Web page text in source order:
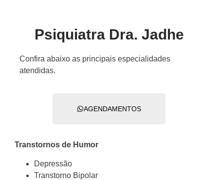
Psiquiatra Dra. Jadhe
Confira abaixo as principais especialidades
atendidas.
AGENDAMENTOS
Transtornos de Humor
Depressão
Transtorno Bipolar